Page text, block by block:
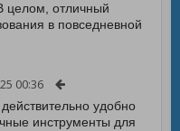
целом, отличный
в повседневной
00:36
удобно
инструменты для